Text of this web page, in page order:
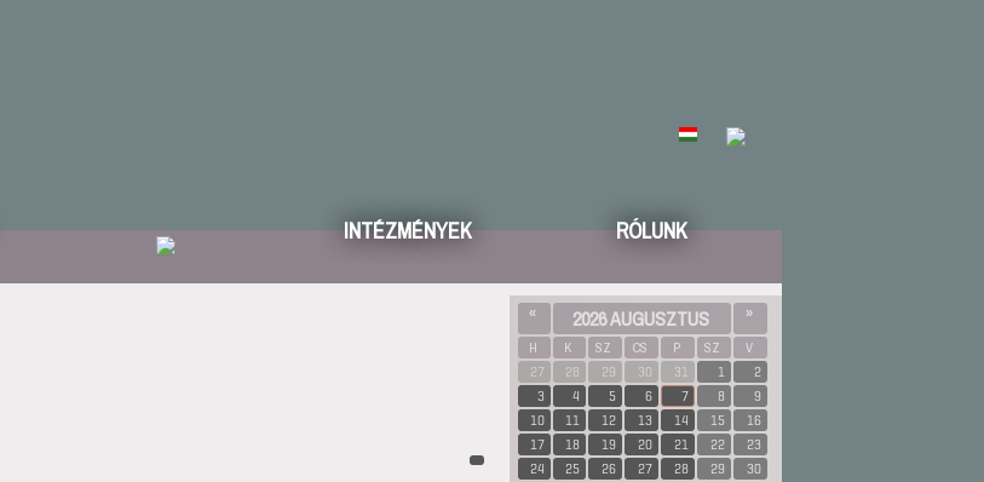
INTÉZMÉNYEK RÓLUNK
« 2026 AUGUSZTUS »
H K SZ CS P SZ
V
27
28 29 30 31 1
2
3
4 5 6 7 8
9
10
11 12 13 14 15
16
17
18 19 20 21 22
23
24
25 26 27 28 29
30